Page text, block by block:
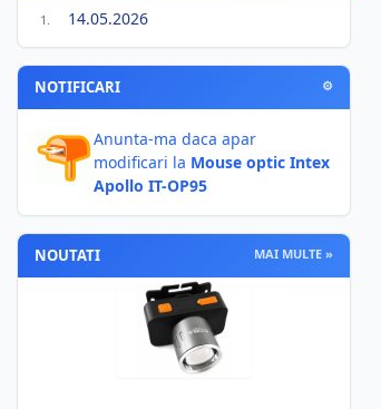
1. 14.05.2026
NOTIFICARI ⚙
Anunta-ma daca apar
modificari la Mouse optic Intex
Apollo IT-OP95
NOUTATI MAI MULTE »